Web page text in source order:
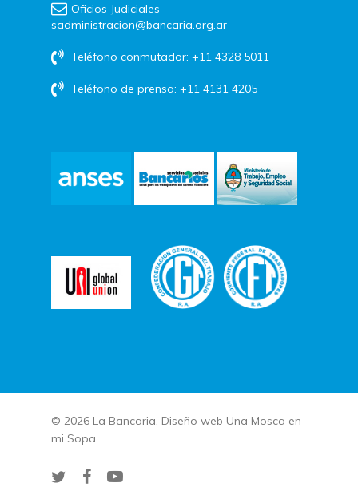
Oficios Judiciales
sadministracion@bancaria.org.ar
Teléfono conmutador: +11 4328 5011
Teléfono de prensa: +11 4131 4205
© 2026 La Bancaria. Diseño web Una Mosca en
mi Sopa
twitterfacebookyoutube